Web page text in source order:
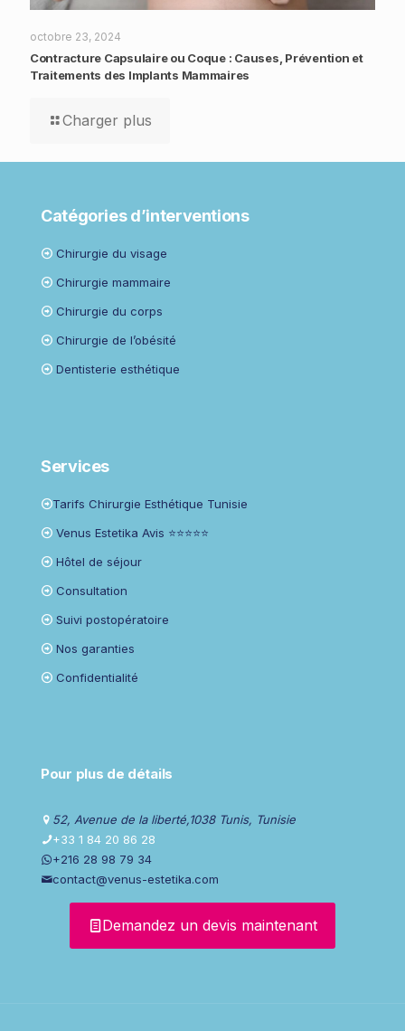
octobre 23, 2024
Contracture Capsulaire ou Coque : Causes, Prévention et
Traitements des Implants Mammaires
Charger plus
Catégories d’interventions
Chirurgie du visage
Chirurgie mammaire
Chirurgie du corps
Chirurgie de l’obésité
Dentisterie esthétique
Services
Tarifs Chirurgie Esthétique Tunisie
Venus Estetika Avis ⭐⭐⭐⭐⭐
Hôtel de séjour
Consultation
Suivi postopératoire
Nos garanties
Confidentialité
Pour plus de détails
52, Avenue de la liberté,1038 Tunis, Tunisie
+33 1 84 20 86 28
+216 28 98 79 34
contact@venus-estetika.com
Demandez un devis maintenant